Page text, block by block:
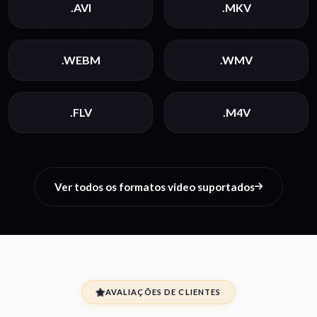
.AVI .MKV
.WEBM .WMV
.FLV .M4V
Ver todos os formatos video suportados
AVALIAÇÕES DE CLIENTES